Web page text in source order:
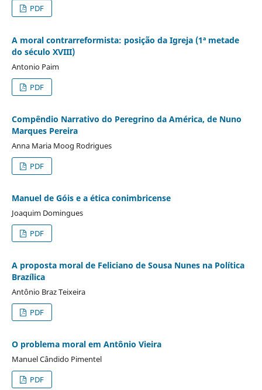
PDF
A moral contrarreformista: posição da Igreja (1ª metade
do século XVIII)
Antonio Paim
PDF
Compêndio Narrativo do Peregrino da América, de Nuno
Marques Pereira
Anna Maria Moog Rodrigues
PDF
Manuel de Góis e a ética conimbricense
Joaquim Domingues
PDF
A proposta moral de Feliciano de Sousa Nunes na Política
Brazílica
Antônio Braz Teixeira
PDF
O problema moral em Antônio Vieira
Manuel Cândido Pimentel
PDF